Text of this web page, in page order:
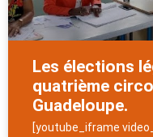
Les élections
quatrième
Guadeloupe.
[youtube_iframe